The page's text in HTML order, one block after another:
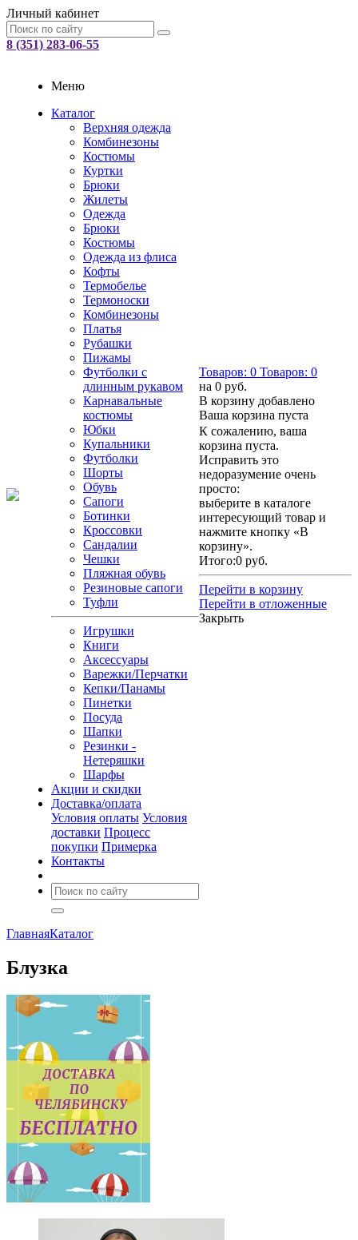
Личный кабинет
8 (351) 283-06-55
Меню
Каталог
Верхняя одежда
Комбинезоны
Костюмы
Куртки
Брюки
Жилеты
Одежда
Брюки
Костюмы
Одежда из флиса
Кофты
Термобелье
Термоноски
Комбинезоны
Платья
Рубашки
Пижамы
Футболки с
длинным рукавом
Карнавальные
костюмы
Юбки
Купальники
Футболки
Шорты
Обувь
Сапоги
Ботинки
Кроссовки
Сандалии
Чешки
Пляжная обувь
Резиновые сапоги
Туфли
Игрушки
Книги
Аксессуары
Варежки/Перчатки
Кепки/Панамы
Пинетки
Посуда
Шапки
Резинки -
Нетеряшки
Шарфы
Акции и скидки
Доставка/оплата
Условия оплаты Условия
доставки Процесс
покупки Примерка
Контакты
Товаров: 0 Товаров: 0
на 0 руб.
В корзину добавлено
Ваша корзина пуста
К сожалению, ваша
корзина пуста.
Исправить это
недоразумение очень
просто:
выберите в каталоге
интересующий товар и
нажмите кнопку «В
корзину».
Итого:0 руб.
Перейти в корзину
Перейти в отложенные
Закрыть
ГлавнаяКаталог
Блузка